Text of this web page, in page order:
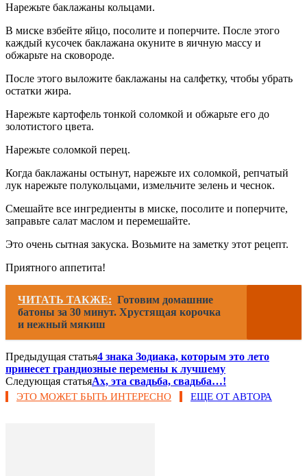
Нарежьте баклажаны кольцами.
В миске взбейте яйцо, посолите и поперчите. После этого
каждый кусочек баклажана окуните в яичную массу и
обжарьте на сковороде.
После этого выложите баклажаны на салфетку, чтобы убрать
остатки жира.
Нарежьте картофель тонкой соломкой и обжарьте его до
золотистого цвета.
Нарежьте соломкой перец.
Когда баклажаны остынут, нарежьте их соломкой, репчатый
лук нарежьте полукольцами, измельчите зелень и чеснок.
Смешайте все ингредиенты в миске, посолите и поперчите,
заправьте салат маслом и перемешайте.
Это очень сытная закуска. Возьмите на заметку этот рецепт.
Приятного аппетита!
ЧИТАТЬ ТАКЖЕ: Готовим домашние
батоны за 30 минут. Хрустящая корочка
и нежный мякиш
Предыдущая статья4 знака Зодиака, которым это лето
принесет грандиозные перемены к лучшему
Следующая статьяАх, эта свадьба, свадьба…!
ЭТО МОЖЕТ БЫТЬ ИНТЕРЕСНО ЕЩЕ ОТ АВТОРА